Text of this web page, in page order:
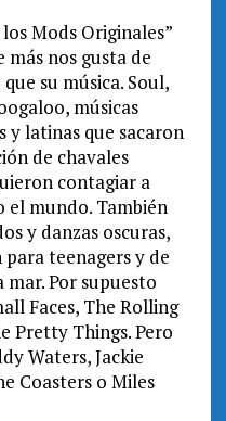
Mods Originales”
nos gusta de
su música. Soul,
músicas
y latinas que sacaron
de chavales
contagiar a
el mundo. También
y danzas oscuras,
teenagers y de
Por supuesto
Faces, The Rolling
Pretty Things. Pero
Waters, Jackie
Coasters o Miles